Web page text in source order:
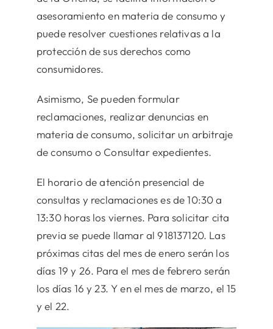
asesoramiento en materia de consumo y
puede resolver cuestiones relativas a la
protección de sus derechos como
consumidores.
Asimismo, Se pueden formular
reclamaciones, realizar denuncias en
materia de consumo, solicitar un arbitraje
de consumo o Consultar expedientes.
El horario de atención presencial de
consultas y reclamaciones es de 10:30 a
13:30 horas los viernes. Para solicitar cita
previa se puede llamar al 918137120. Las
próximas citas del mes de enero serán los
días 19 y 26. Para el mes de febrero serán
los días 16 y 23. Y en el mes de marzo, el 15
y el 22.